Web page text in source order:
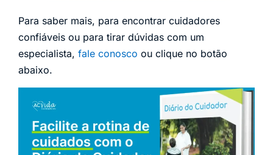
Para saber mais, para encontrar cuidadores
confiáveis ou para tirar dúvidas com um
especialista, fale conosco ou clique no botão
abaixo.